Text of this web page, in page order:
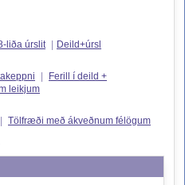
liða úrslit
Deild+úrsl
Ferill í deild +
leikjum
Tölfræði með ákveðnum félögum